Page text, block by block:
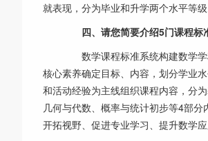
就表现，分为毕业和升学两个水平等
四、请您简要介绍5门课程标
数学课程标准系统构建数学学
核心素养确定目标、内容，划分学业
和活动经验为主线组织课程内容，分
几何与代数、概率与统计初步等4部
开拓视野、促进专业学习、提升数学